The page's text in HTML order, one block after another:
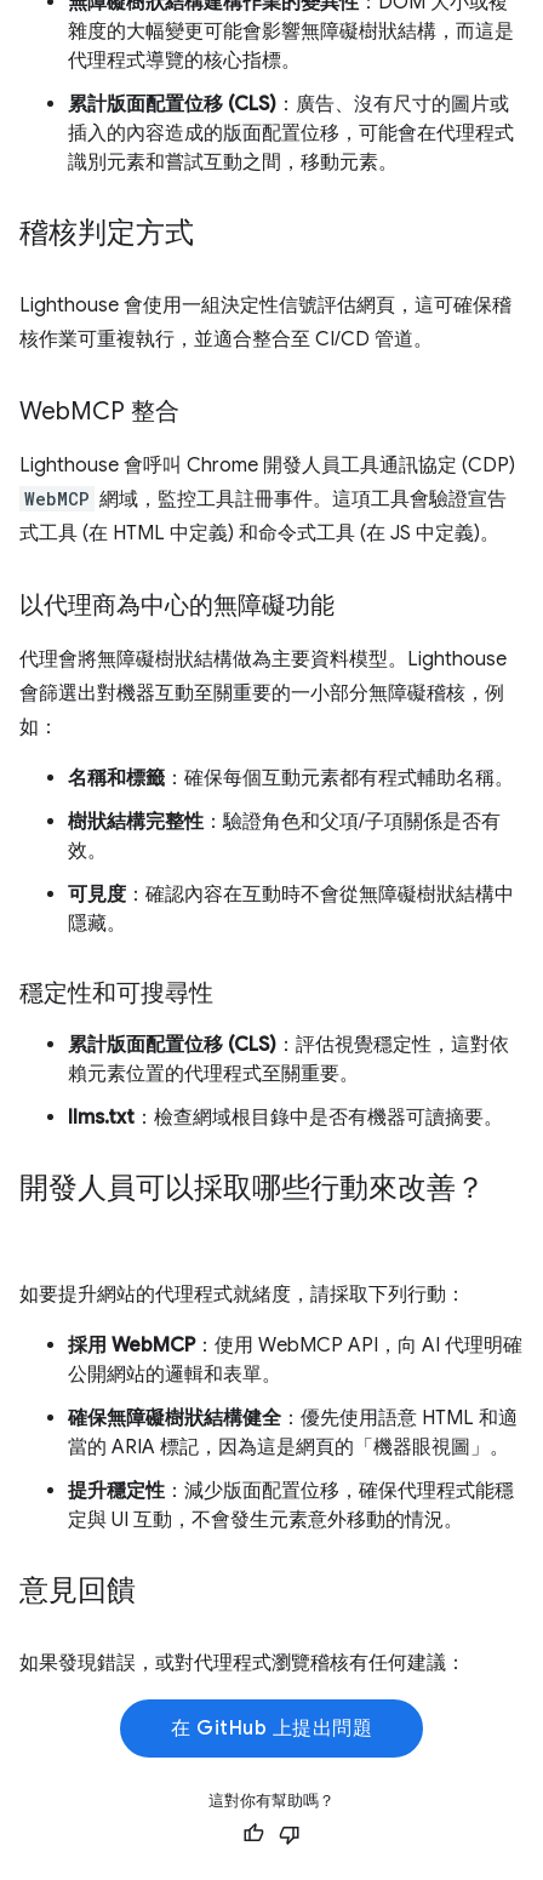
雜度的大幅變更可能會影響無障礙樹狀結構，而這是
代理程式導覽的核心指標。
累計版面配置位移 (CLS) ：廣告、沒有尺寸的圖片或
插入的內容造成的版面配置位移，可能會在代理程式
識別元素和嘗試互動之間，移動元素。
稽核判定方式
Lighthouse 會使用一組決定性信號評估網頁，這可確保稽
核作業可重複執行，並適合整合至 CI/CD 管道。
WebMCP 整合
Lighthouse 會呼叫 Chrome 開發人員工具通訊協定 (CDP)
WebMCP 網域，監控工具註冊事件。這項工具會驗證宣告
式工具 (在 HTML 中定義) 和命令式工具 (在 JS 中定義)。
以代理商為中心的無障礙功能
代理會將無障礙樹狀結構做為主要資料模型。Lighthouse
會篩選出對機器互動至關重要的一小部分無障礙稽核，例
如：
名稱和標籤 ：確保每個互動元素都有程式輔助名稱。
樹狀結構完整性：驗證角色和父項/子項關係是否有
效。
可見度 ：確認內容在互動時不會從無障礙樹狀結構中
隱藏。
穩定性和可搜尋性
累計版面配置位移 (CLS) ：評估視覺穩定性，這對依
賴元素位置的代理程式至關重要。
llms.txt ：檢查網域根目錄中是否有機器可讀摘要。
開發人員可以採取哪些行動來改善？
如要提升網站的代理程式就緒度，請採取下列行動：
採用 WebMCP：使用 WebMCP API，向 AI 代理明確
公開網站的邏輯和表單。
確保無障礙樹狀結構健全 ：優先使用語意 HTML 和適
當的 ARIA 標記，因為這是網頁的「機器眼視圖」。
提升穩定性：減少版面配置位移，確保代理程式能穩
定與 UI 互動，不會發生元素意外移動的情況。
意見回饋
如果發現錯誤，或對代理程式瀏覽稽核有任何建議：
在 GitHub 上提出問題
這對你有幫助嗎？